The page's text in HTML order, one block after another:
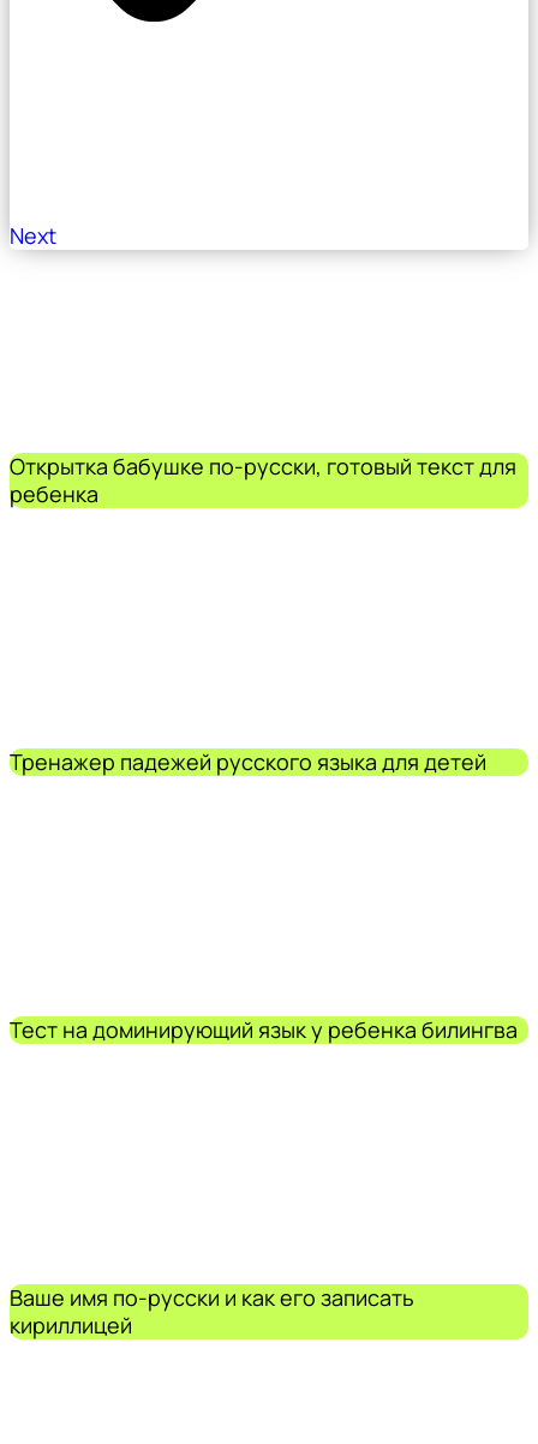
Next
Открытка бабушке по-русски, готовый текст для
ребенка
Тренажер падежей русского языка для детей
Тест на доминирующий язык у ребенка билингва
Ваше имя по-русски и как его записать
кириллицей